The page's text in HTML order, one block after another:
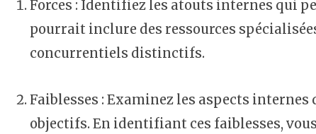
Forces : Identifiez les atouts internes qui
pourrait inclure des ressources
concurrentiels distinctifs.
Faiblesses : Examinez les aspects
objectifs. En identifiant ces faiblesses,